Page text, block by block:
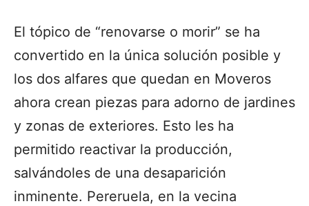
El tópico de “renovarse o morir” se ha
convertido en la única solución posible y
los dos alfares que quedan en Moveros
ahora crean piezas para adorno de jardines
y zonas de exteriores. Esto les ha
permitido reactivar la producción,
salvándoles de una desaparición
inminente. Pereruela, en la vecina